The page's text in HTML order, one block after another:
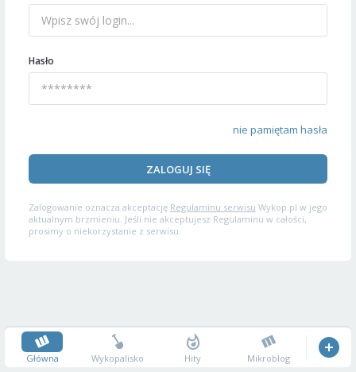
Hasło
nie pamiętam hasła
ZALOGUJ SIĘ
Zalogowanie oznacza akceptację Regulaminu serwisu Wykop.pl w jego
aktualnym brzmieniu. Jeśli nie akceptujesz Regulaminu w całości,
prosimy o niekorzystanie z serwisu.
Główna Wykopalisko Hity Mikroblog